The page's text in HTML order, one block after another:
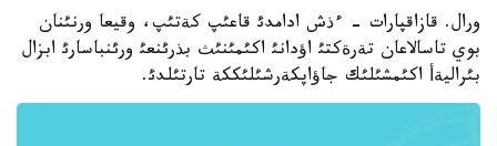
ورال. قازاقپارات - ءذش ادامدئ قاعئپ كةتئپ، وقيعا ورنئنان
بوي تاسالاعان تةرةكتئ اؤدانئ اكئمئنئث بذرئنعئ ورئنباسارئ ابزال
بئراليةأ اكئمشئلئك جاؤاپكةرشئلئككة تارتئلدئ.